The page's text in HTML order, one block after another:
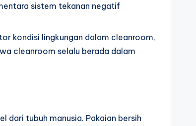
sistem tekanan negatif
kondisi lingkungan dalam cleanroom,
cleanroom selalu berada dalam
dari tubuh manusia. Pakaian bersih